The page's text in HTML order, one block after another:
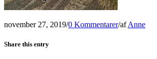
november 27, 2019/0 Kommentarer/afAnne
Share this entry